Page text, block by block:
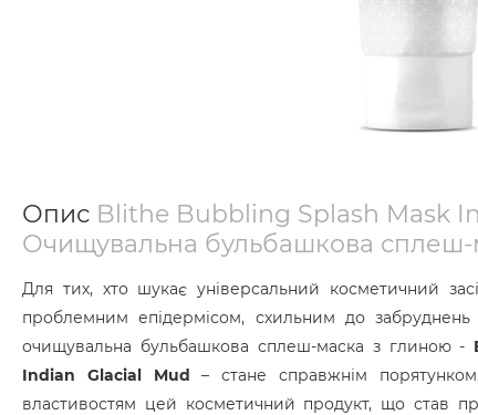
Опис Blithe Bubbling Splash Mask
Очищувальна бульбашкова сплеш-
Для тих, хто шукає універсальний косметичний
проблемним епідермісом, схильним до забруднень
очищувальна бульбашкова сплеш-маска з глиною -
Indian Glacial Mud – стане справжнім
властивостям цей косметичний продукт, що став